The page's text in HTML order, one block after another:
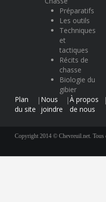
Préparatifs
Les outils
Techniques
et
tactiques
Récits de
chasse
Biologie du
gibier
Plan
du site
| Nous
joindre
|À propos
de nous
|
Copyright 2014 © Chevreuil.net. Tous